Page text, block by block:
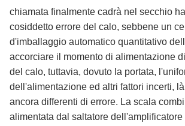
chiamata finalmente cadrà nel secchio
cosiddetto errore del calo, sebbene un
d'imballaggio automatico quantitativo
accorciare il momento di alimentazione
del calo, tuttavia, dovuto la portata,
dell'alimentazione ed altri fattori incerti,
ancora differenti di errore. La scala
alimentata dal saltatore dell'amplificatore